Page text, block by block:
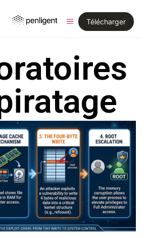
Télécharger